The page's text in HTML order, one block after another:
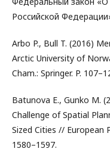
Российской
Arbo P., Bull T. (2016)
Arctic University of
Cham.: Springer. P.
Batunova E., Gunko M.
Challenge of Spatial
Sized Cities // European
1580–1597.